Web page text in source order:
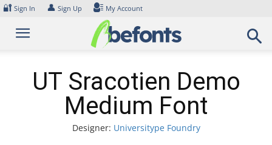
Skip
content
🔐 Sign In 👤 Sign Up My Account
UT Sracotien Demo
Medium Font
Designer: Universitype Foundry